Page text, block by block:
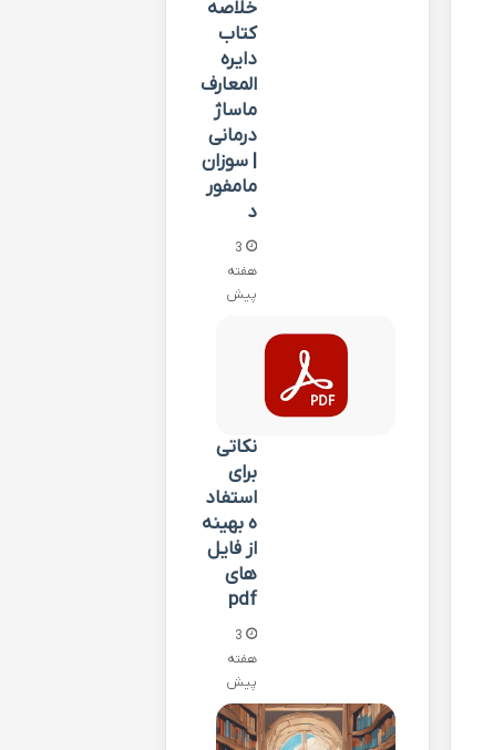
خلاصه
کتاب
دایره
المعارف
ماساژ
درمانی
| سوزان
مامفور
د
3
هفته
پیش
نکاتی
برای
استفاد
ه بهینه
از فایل
های
pdf
3
هفته
پیش